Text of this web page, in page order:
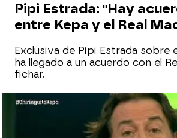
Pipi Estrada: "Hay
entre Kepa y el Real
Exclusiva de Pipi Estrada sobre
ha llegado a un acuerdo con el
fichar.